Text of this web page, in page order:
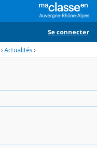
Se connecter
›Actualités›